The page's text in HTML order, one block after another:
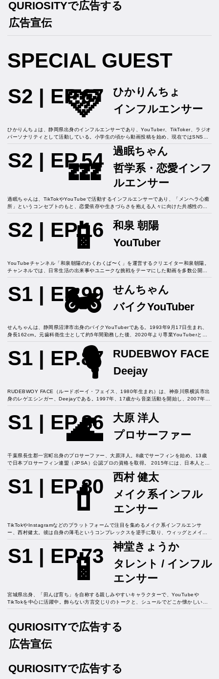
QURIOSITYで広告する
広告宣伝
S2 | EP.67
ひかりんちょ
インフルエンサー
🩷
ひかりんちょは、静岡県出身のインフルエンサーであり、YouTuber、TikToker、ラジオ
パーソナリティとして活動している。小学生の頃から動画投稿を始め、現在ではSNS総
フォロワー数が160万人を超えるなど、Z世代を代表する存在となっている。彼女は、自
身の不登校経験を活かし、メンタルヘルスや社会問題についてリアルな意見を発信する
「モチベーショナルスピーカー」としても知られている。また、静岡県吉田町の広報大
使に就任し、地元の魅力を発信する活動にも力を入れている。さらに、ラジオ番組「K-
MIX MOVE ON」の水・木曜パーソナリティを務めるなど、メディア出演も多数。彼女
の明るく親しみやすいキャラクターと等身大の発信は、多くの若者から支持を集めてい
S2 | EP.54
過眠ちゃん
哲学系・恋愛インフ
ルエンサー
💤
過眠ちゃんは、TikTokやYouTubeで活動するインフルエンサーであり、「メンヘラ心癒
所」というコンセプトのもと、恋愛依存や生きづらさを抱える人々に向けた共感性の高
いコンテンツを発信している。彼女の活動は、過去の経験から得た気づきや考え方を共
有することで、多くの人々に勇気や元気を与えている。中央大学を卒業後、一般企業に
就職するも、自身の『生きたい人生』を実現するため退職を決意。その後、インフルエ
ンサーとしての道を歩み始め、現在ではYouTubeチャンネル「過眠ちゃん寝る」や
Instagram、noteなどを通じて、自身の思考や経験を発信している。特に、恋愛依存か
S2 | EP.16
和泉 朝陽
YouTuber
📱
YouTubeチャンネル「和泉朝陽のわくわくぱ〜く」を運営するクリエイター和泉朝陽。
チャンネルでは、日常生活の出来事やユニークな挑戦をテーマにした動画を多数公開し
ている。 特に、視聴者の興味を引く独創的なコンテンツ作りに定評があり、チャンネル
登録者数は86万人を超えている。 彼の動画は、視聴者に笑いや驚きを提供し、多くのフ
ァンから支持を得ている。今回はそんな彼の実態を調査すべくインタビュー取材を決行
したのだが、、、
S1 | EP.99
せんちゃん
バイクYouTuber
🏍️
せんちゃんは、静岡県沼津市出身のバイクYouTuberである。1993年9月17日生まれ、
身長162cm。元歯科衛生士として約5年間勤務した後、2020年より専業YouTuberとし
て活動を開始した。YouTubeチャンネル「Senchan」では、愛車のカワサキNinja250
でのツーリングや旅行、日常のVlogなど、多彩なコンテンツを発信している。その親し
みやすい人柄とユーモア溢れるトークで多くのファンを魅了し、2025年1月時点でチャ
ンネル登録者数は20万人を超えている。また、地元沼津市の「沼津ふるさと応援隊」と
しても活動し、地域の魅力発信にも貢献している。家族との仲も良好で、父親とのツー
リング動画や母親との旅行動画も人気コンテンツの一つである。現在はYouTubeを中心
S1 | EP.87
RUDEBWOY FACE
Deejay
🎙️
RUDEBWOY FACE（ルードボーイ・フェイス、1980年生まれ）は、神奈川県横浜市出
身のレゲエシンガー、Deejayである。1997年、17歳から音楽活動を開始し、2007年に
はユニバーサル ミュージックよりメジャーデビューを果たした。彼の音楽は、ラガマフ
ィンスタイルを基盤としつつ、チルな要素も取り入れ、多くのファンから支持を得てい
る。また、同じくレゲエアーティストであるAKANEと結婚している。長年のキャリアを
通じて、RUDEBWOY FACEは日本のレゲエシーンにおいて確固たる地位を築いてお
S1 | EP.86
大原 洋人
プロサーファー
🌊
千葉県長生郡一宮町出身のプロサーファー、大原洋人。8歳でサーフィンを始め、13歳
で日本プロサーフィン連盟（JPSA）公認プロの資格を取得。 2015年には、日本人とし
て初めて「Vans US Open of Surfing」で優勝し、世界的な注目を集めた。 2021年の
東京オリンピックでは、男子ショートボード種目に出場し、準々決勝まで進出して5位入
賞を果たす。また、2024年には、千葉県で開催されたセッションにおいて、新井洋人選
手や西慶司郎選手らと共にハイレベルなパフォーマンスを披露し、日本のサーフィン界
S1 | EP.80
西村 健太
メイク系インフル
エンサー
💄
TikTokやInstagramなどのプラットフォームで注目を集めるメイク系インフルエンサ
ー、西村健太。彼は自身の薄毛というコンプレックスを逆手に取り、ウィッグとメイク
を駆使して劇的な変身を遂げる動画を投稿し、多くのフォロワーから支持を得ている。
Instagramでは、メイクのビフォーアフターや変身の過程を公開しており、そのリアルな
投稿が共感を呼んでいる。また、自身のコンプレックスを前向きに捉え、「コンプレッ
クスを使って遊ぶ」というスタンスで活動しており、さらに、自作のアクセサリーやネ
イルの販売も手掛けるなど、クリエイティブな才能も発揮している。
S1 | EP.73
神堂きょうか
タレント / インフル
エンサー
📱
宮城県出身、「田んぼ育ち」を自称する親しみやすいキャラクターで、YouTubeや
TikTokを中心に活躍中。飾らない方言交じりのトークと、シュールでどこか懐かしいコ
メディ動画が人気を集め、幅広い世代から支持を得ている。近年は、アパレルブランド
動の幅を広げている。2024年には、お笑い芸人との結婚を発表し、公私ともに注目を集
める存在。「面白ければ何でもあり！」をモットーに、今日も独自の道を突き進む。
SPECIAL GUEST
QURIOSITYで広告する
広告宣伝
QURIOSITYで広告する